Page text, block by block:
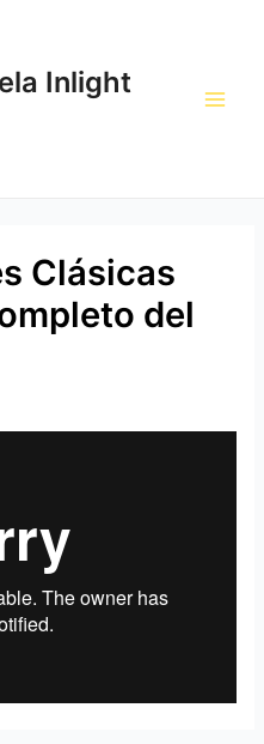
Inlight
Clásicas
del